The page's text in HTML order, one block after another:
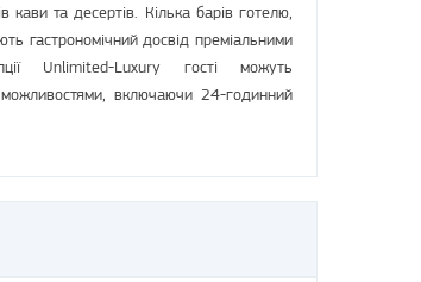
та десертів. Кілька барів готелю,
гастрономічний досвід преміальними
Unlimited-Luxury гості можуть
включаючи 24-годинний